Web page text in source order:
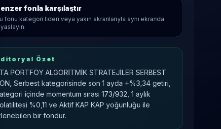
fonla karşılaştır
fonu kategori lideri veya yakın akranlarıyla aynı ekranda
Özet
PORTFÖY ALGORİTMİK STRATEJİLER SERBEST
Serbest kategorisinde son 1 ayda +%3,34 getiri,
içinde momentum sırası 173/932, 1 aylık
%0,11 ve Aktif KAP KAP yoğunluğu ile
bir fondur.